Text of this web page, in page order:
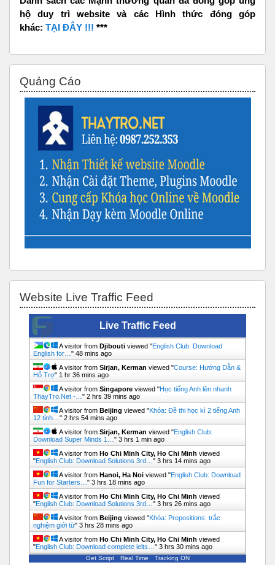
hộ duy trì website và các Hình thức đóng góp
khác: TẠI ĐÂY !!! ***
Quảng Cáo
Website Live Traffic Feed
Live Traffic Feed
A visitor from Djibouti viewed "English Club: Download
English for… " 48 mins ago
A visitor from Sirjan, Kerman viewed "Course: Hướng Dẫn &
Hỗ Trợ" 1 hr 36 mins ago
A visitor from Singapore viewed "Học tiếng Anh lên nhanh
ThayTro.Net -… " 2 hrs 39 mins ago
A visitor from Beijing viewed "Khóa: Đề thi học kì 2 tiếng Anh
12 tỉnh… " 2 hrs 54 mins ago
A visitor from Sirjan, Kerman viewed "English Club:
Download Super Minds 1… " 3 hrs 1 min ago
A visitor from Ho Chi Minh City, Ho Chi Minh viewed
"English Club: Download Solutions 3rd… " 3 hrs 14 mins ago
A visitor from Hanoi, Ha Noi viewed "English Club: Download
Fun for Starters… " 3 hrs 18 mins ago
A visitor from Ho Chi Minh City, Ho Chi Minh viewed
"English Club: Download Solutions 3rd… " 3 hrs 26 mins ago
A visitor from Beijing viewed "Khóa: Prepositions: trắc
nghiệm giới từ" 3 hrs 28 mins ago
A visitor from Ho Chi Minh City, Ho Chi Minh viewed
"English Club: Download complete ielts… " 3 hrs 30 mins ago
Get Script Real Time Tracking ON